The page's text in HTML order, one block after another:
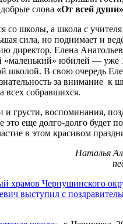
слова «От всей души»
со школы, а школа с
сила, но поднимает и
директор. Елена
«маленький» юбилей — уже
школой. В свою очередь
за внимание к
всех собравшихся.
и грусти, воспоминания,
еще долго-долго будет
в этом красивом
Наталья